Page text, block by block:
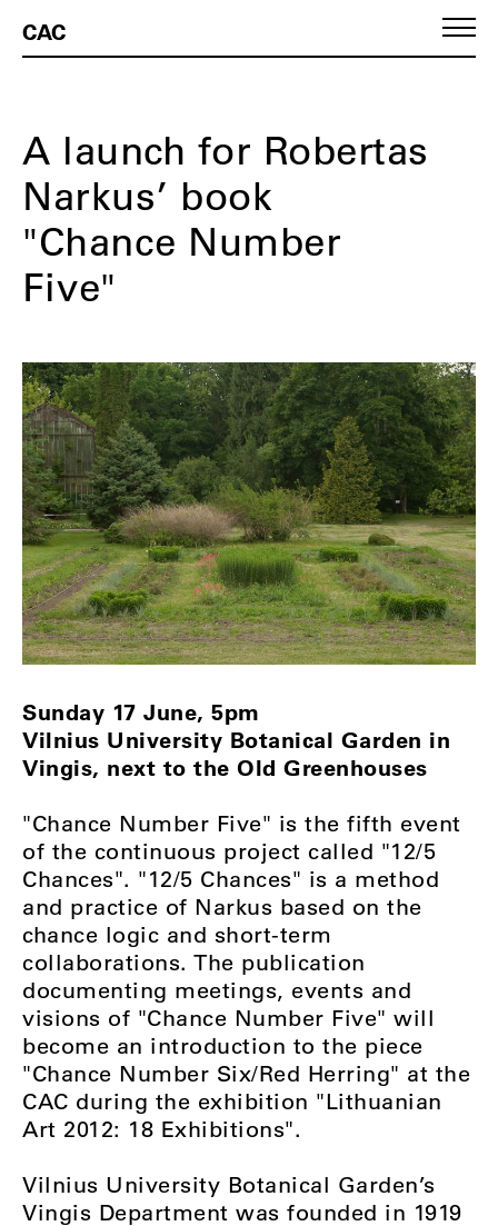
CAC
A launch for Robertas
Narkus’ book
"Chance Number
Five"
Sunday 17 June, 5pm
Vilnius University Botanical Garden in
Vingis, next to the Old Greenhouses
"Chance Number Five" is the fifth event
of the continuous project called "12/5
Chances". "12/5 Chances" is a method
and practice of Narkus based on the
chance logic and short-term
collaborations. The publication
documenting meetings, events and
visions of "Chance Number Five" will
become an introduction to the piece
"Chance Number Six/Red Herring" at the
CAC during the exhibition "Lithuanian
Art 2012: 18 Exhibitions".
Vilnius University Botanical Garden’s
Vingis Department was founded in 1919